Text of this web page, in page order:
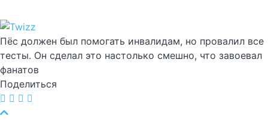
Пёс должен был помогать инвалидам, но провалил все
тесты. Он сделал это настолько смешно, что завоевал
фанатов
Поделиться